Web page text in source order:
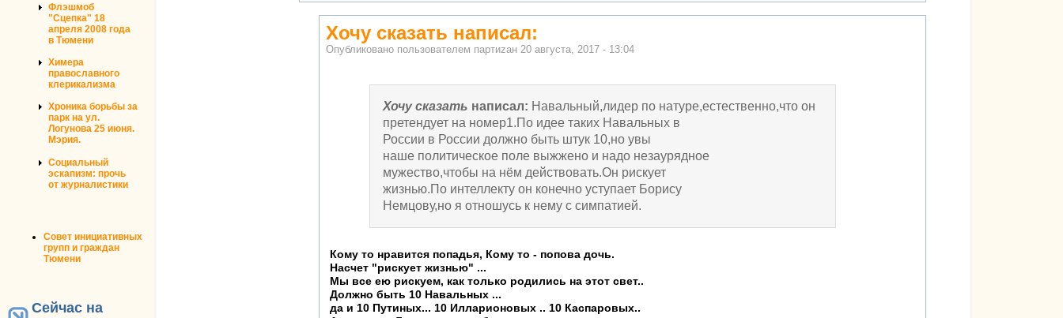
Флэшмоб
"Сцепка" 18
апреля 2008 года
в Тюмени
Химера
православного
клерикализма
Хроника борьбы за
парк на ул.
Логунова 25 июня.
Мэрия.
Социальный
эскапизм: прочь
от журналистики
Совет инициативных
групп и граждан
Тюмени
Сейчас на
Хочу сказать написал:
Опубликовано пользователем партиzан 20 августа, 2017 - 13:04
Хочу сказать написал: Навальный,лидер по натуре,естественно,что он
претендует на номер1.По идее таких Навальных в
России в России должно быть штук 10,но увы
наше политическое поле выжжено и надо незаурядное
мужество,чтобы на нём действовать.Он рискует
жизнью.По интеллекту он конечно уступает Борису
Немцову,но я отношусь к нему с симпатией.
Кому то нравится попадья, Кому то - попова дочь.
Насчет "рискует жизнью" ...
Мы все ею рискуем, как только родились на этот свет..
Должно быть 10 Навальных ...
да и 10 Путиных... 10 Илларионовых .. 10 Каспаровых..